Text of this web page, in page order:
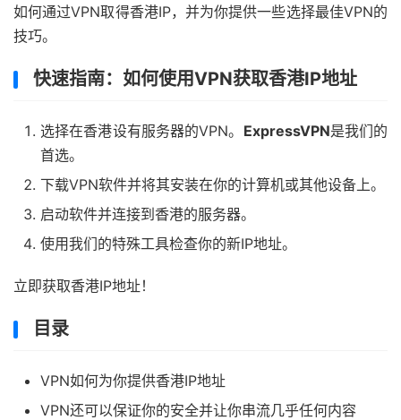
如何通过VPN取得香港IP，并为你提供一些选择最佳VPN的
技巧。
快速指南： 如何使用VPN获取香港IP地址
选择在香港设有服务器的VPN。 ExpressVPN是我们的
首选。
下载VPN软件并将其安装在你的计算机或其他设备上。
启动软件并连接到香港的服务器。
使用我们的特殊工具检查你的新IP地址。
立即获取香港IP地址！
目录
VPN如何为你提供香港IP地址
VPN还可以保证你的安全并让你串流几乎任何内容